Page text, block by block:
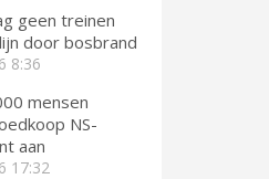
geen treinen
door bosbrand
8:36
mensen
NS-
aan
17:32